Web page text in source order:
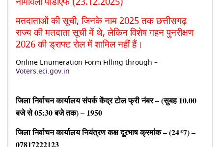
मतदाताओं की सूची, जिनके नाम 2025 तक छत्तीसगढ़
राज्य की मतदाता सूची में थे, लेकिन विशेष गहन पुनरीक्षण
2026 की ड्राफ्ट रोल में शामिल नहीं हैं।
Online Enumeration Form Filling through –
Voters.eci.gov.in
जिला निर्वाचन कार्यालय संपर्क केंद्र टोल फ्री नंबर – (सुबह 10.00
बजे से 05:30 बजे तक) – 1950
जिला निर्वाचन कार्यालय नियंत्रण कक्ष दूरभाष क्रमांक – (24*7) –
07817222123